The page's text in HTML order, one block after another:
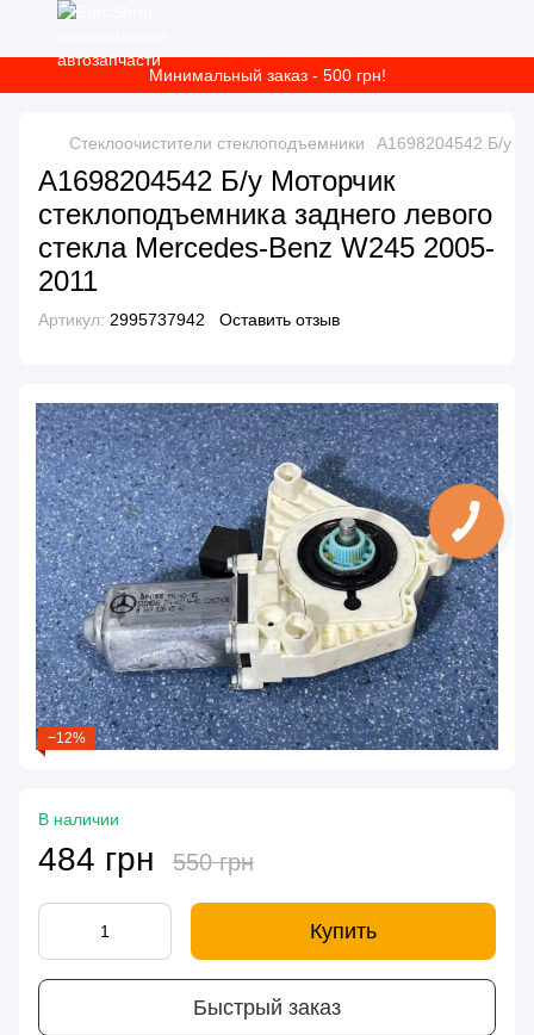
Минимальный заказ - 500 грн!
Стеклоочистители стеклоподъемники A1698204542 Б/у
A1698204542 Б/у Моторчик
стеклоподъемника заднего левого
стекла Mercedes-Benz W245 2005-
2011
Артикул: 2995737942 Оставить отзыв
−12%
В наличии
484 грн 550 грн
Купить
Быстрый заказ